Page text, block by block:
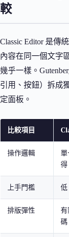
較
Classic Editor 是傳
內容在同一個文字
幾乎一樣。
引用、按鈕）拆成
定面板。
比較項目
操作邏輯
得
上手門檻 低
排版彈性
有
碼